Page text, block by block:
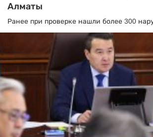
Алматы
Ранее при проверке нашли более 300